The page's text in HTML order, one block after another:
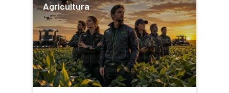
Agricultura